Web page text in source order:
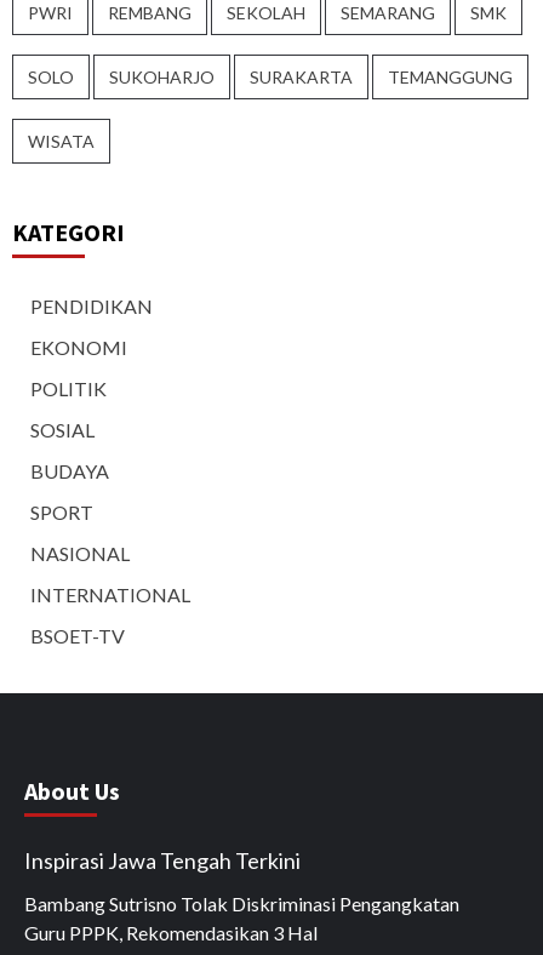
PWRI REMBANG SEKOLAH SEMARANG SMK
SOLO SUKOHARJO SURAKARTA TEMANGGUNG
WISATA
KATEGORI
PENDIDIKAN
EKONOMI
POLITIK
SOSIAL
BUDAYA
SPORT
NASIONAL
INTERNATIONAL
BSOET-TV
About Us
Inspirasi Jawa Tengah Terkini
Bambang Sutrisno Tolak Diskriminasi Pengangkatan
Guru PPPK, Rekomendasikan 3 Hal